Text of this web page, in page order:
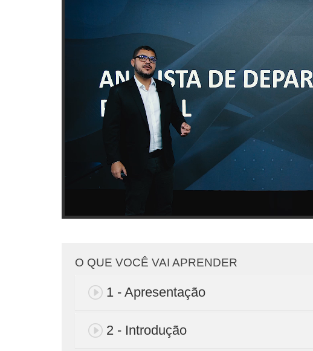
O QUE VOCÊ VAI APRENDER
1 - Apresentação
2 - Introdução